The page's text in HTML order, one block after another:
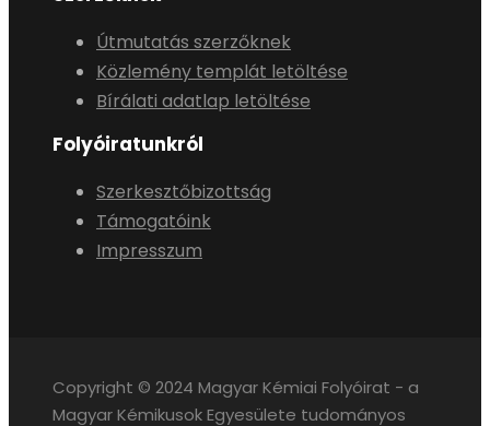
Útmutatás szerzőknek
Közlemény templát letöltése
Bírálati adatlap letöltése
Folyóiratunkról
Szerkesztőbizottság
Támogatóink
Impresszum
Copyright © 2024 Magyar Kémiai Folyóirat - a
Magyar Kémikusok Egyesülete tudományos